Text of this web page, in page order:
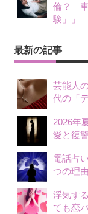
倫？ 車
験」」
最新の記事
芸能人
代の「
2026年
愛と復
電話占
つの理由
浮気す
ても恋